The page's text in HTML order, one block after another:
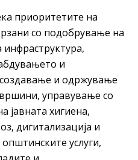
приоритетите на
со подобрување на
инфраструктура,
и
и одржување
управување со
јавната хигиена,
дигитализација и
услуги,